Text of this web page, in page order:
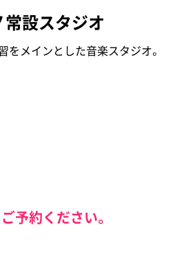
設スタジオ
メインとした音楽スタジオ。
予約ください。